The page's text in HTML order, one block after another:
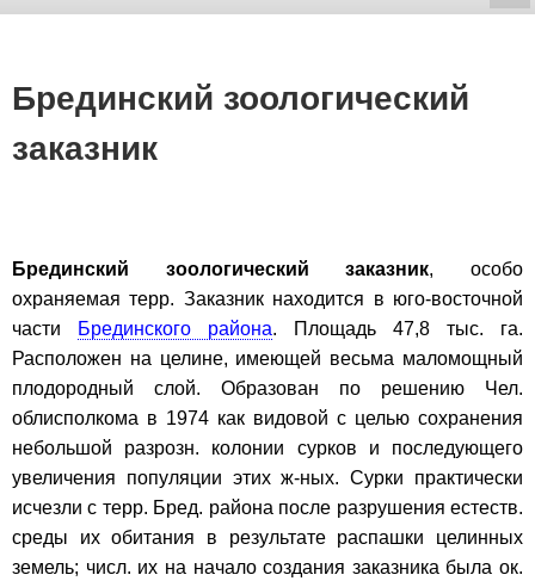
Брединский зоологический
заказник
Брединский зоологический заказник, особо
охраняемая терр. Заказник находится в юго-восточной
части
Брединского района. Площадь 47,8 тыс. га.
Расположен на целине, имеющей весьма маломощный
плодородный слой. Образован по решению Чел.
облисполкома в 1974 как видовой с целью сохранения
небольшой разрозн. колонии сурков и последующего
увеличения популяции этих ж-ных. Сурки практически
исчезли с терр. Бред. района после разрушения естеств.
среды их обитания в результате распашки целинных
земель; числ. их на начало создания заказника была ок.